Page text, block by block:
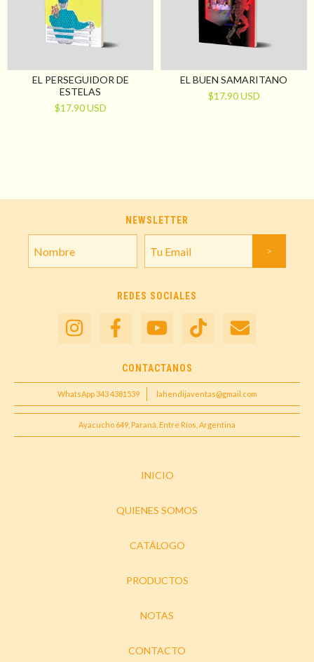
EL PERSEGUIDOR DE
ESTELAS
$17.90 USD
EL BUEN SAMARITANO
$17.90 USD
NEWSLETTER
REDES SOCIALES
CONTACTANOS
WhatsApp 343 4381539 lahendijaventas@gmail.com
Ayacucho 649, Paraná, Entre Ríos, Argentina
INICIO
QUIENES SOMOS
CATÁLOGO
PRODUCTOS
NOTAS
CONTACTO